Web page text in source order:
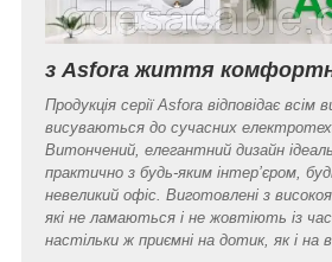
з Asfora життя
Продукція серії Asfora відповідає
висуваються до сучасних
Витончений, елегантний дизайн
практично з будь-яким інтер’єром,
невеликий офіс. Виготовлені з
які не ламаються і не жовтіють із
настільки ж приємні на дотик, як і на